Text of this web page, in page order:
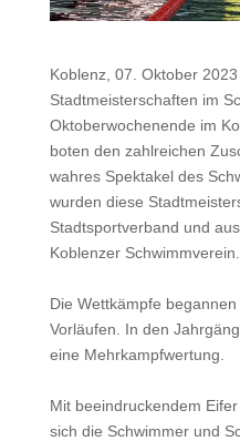
Koblenz, 07. Oktober
Stadtmeisterschaften im
Oktoberwochenende im
boten den zahlreichen
wahres Spektakel des
wurden diese
Stadtsportverband und
Koblenzer Schwimmverein.
Die Wettkämpfe
Vorläufen. In den
eine Mehrkampfwertung.
Mit beeindruckendem
sich die Schwimmer und